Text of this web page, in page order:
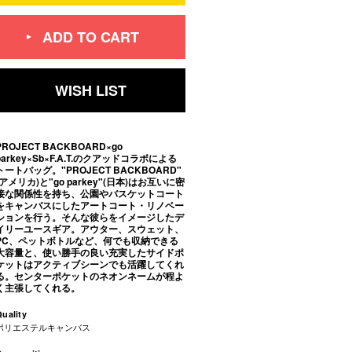
ADD TO CART
WISH LIST
BACKBOARD×go
のクアッドコラボによる
ートバッグ。"PROJECT BACKBOARD"
メリカ)と"go parkey"(日本)はお互いに密
な関係性を持ち、公園やバスケットコート
キャンバスにしたアートコート・リノベー
ョンを行う。そんな彼らをイメージしたデ
リーユースギア。アウター、スウェット、
、ペットボトルなど、何でも収納できる
容量と、使い勝手の良い充実したサイドポ
ットはアクティブシーンでも活躍してくれ
。センターポケットのネオンネームが程よ
主張してくれる。
リエステルキャンバス